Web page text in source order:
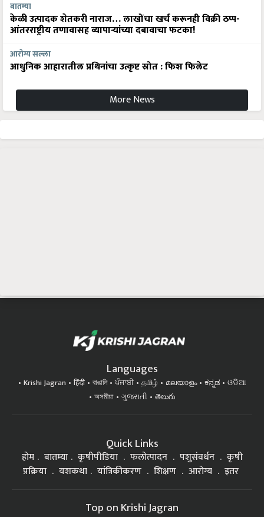
बातम्या
केळी उत्पादक शेतकरी नाराज… लाखोंचा खर्च करूनही विक्री ठप्प-
आंतरराष्ट्रीय तणावासह व्यापाऱ्यांच्या दबावाचा फटका!
आरोग्य सल्ला
आधुनिक आहारातील प्रथिनांचा उत्कृष्ट स्रोत : फिश फिलेट
More News
Languages
Krishi Jagran हिंदी বাঙালি ਪੰਜਾਬੀ தமிழ் മലയാളം ಕನ್ನಡ
ଓଡିଆ
অসমীয়া
ગુજરાતી తెలుగు
Quick Links
होम बातम्या कृषीपीडिया फलोत्पादन पशुसंवर्धन
कृषी
प्रक्रिया
यशकथा यांत्रिकीकरण शिक्षण आरोग्य इतर
Top on Krishi Jagran